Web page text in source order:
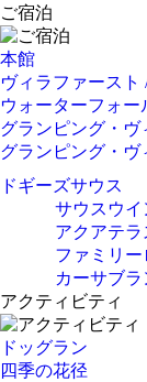
ご宿泊
本館
ヴィラファースト
ウォーターフォー
グランピング・ヴ
グランピング・ヴ
ドギーズサウス
サウスウイ
アクアテラ
ファミリ
カーサブラ
アクティビティ
ドッグラン
四季の花径